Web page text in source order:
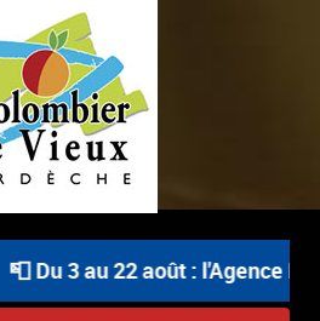
📮 Du 3 au 22 août : l'Agence